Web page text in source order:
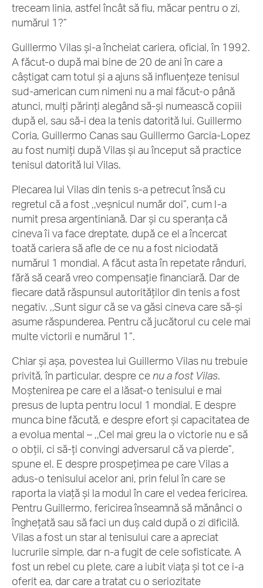
treceam linia, astfel încât să fiu, măcar pentru o zi,
numărul 1?”
Guillermo Vilas și-a încheiat cariera, oficial, în 1992.
A făcut-o după mai bine de 20 de ani în care a
câștigat cam totul și a ajuns să influențeze tenisul
sud-american cum nimeni nu a mai făcut-o până
atunci, mulți părinți alegând să-și numească copiii
după el, sau să-i dea la tenis datorită lui. Guillermo
Coria, Guillermo Canas sau Guillermo Garcia-Lopez
au fost numiți după Vilas și au început să practice
tenisul datorită lui Vilas.
Plecarea lui Vilas din tenis s-a petrecut însă cu
regretul că a fost ,,veșnicul număr doi”, cum l-a
numit presa argentiniană. Dar și cu speranța că
cineva îi va face dreptate, după ce el a încercat
toată cariera să afle de ce nu a fost niciodată
numărul 1 mondial. A făcut asta în repetate rânduri,
fără să ceară vreo compensație financiară. Dar de
fiecare dată răspunsul autorităților din tenis a fost
negativ. ,,Sunt sigur că se va găsi cineva care să-și
asume răspunderea. Pentru că jucătorul cu cele mai
multe victorii e numărul 1”.
Chiar și așa, povestea lui Guillermo Vilas nu trebuie
privită, în particular, despre cenu a fost Vilas.
Moștenirea pe care el a lăsat-o tenisului e mai
presus de lupta pentru locul 1 mondial. E despre
munca bine făcută, e despre efort și capacitatea de
a evolua mental – ,,Cel mai greu la o victorie nu e să
o obții, ci să-ți convingi adversarul că va pierde”,
spune el. E despre prospețimea pe care Vilas a
adus-o tenisului acelor ani, prin felul în care se
raporta la viață și la modul în care el vedea fericirea.
Pentru Guillermo, fericirea înseamnă să mănânci o
înghețată sau să faci un duș cald după o zi dificilă.
Vilas a fost un star al tenisului care a apreciat
lucrurile simple, dar n-a fugit de cele sofisticate. A
fost un rebel cu plete, care a iubit viața și tot ce i-a
oferit ea, dar care a tratat cu o seriozitate